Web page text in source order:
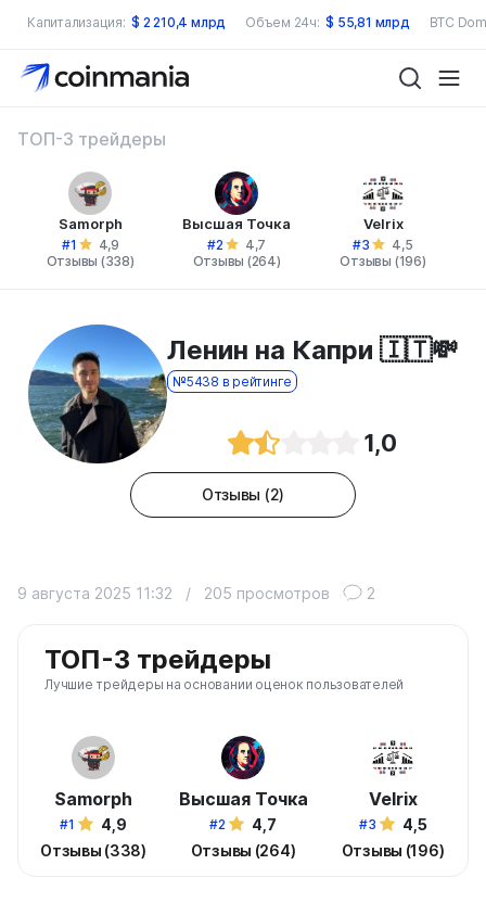
Капитализация: $ 2 210,4 млрд Объем 24ч: $ 55,81 млрд BTC
ТОП-3 трейдеры
Samorph
#1
4,9
Отзывы (338)
Высшая Точка
#2
4,7
Отзывы (264)
Velrix
#3
4,5
Отзывы (196)
Ленин на Капри 🇮🇹💸
№5438 в рейтинге
1,0
Отзывы (2)
9 августа 2025 11:32 / 205 просмотров 2
ТОП-3 трейдеры
Лучшие трейдеры на основании оценок пользователей
Samorph
#1
4,9
Отзывы (338)
Высшая Точка
#2
4,7
Отзывы (264)
Velrix
#3
4,5
Отзывы (196)